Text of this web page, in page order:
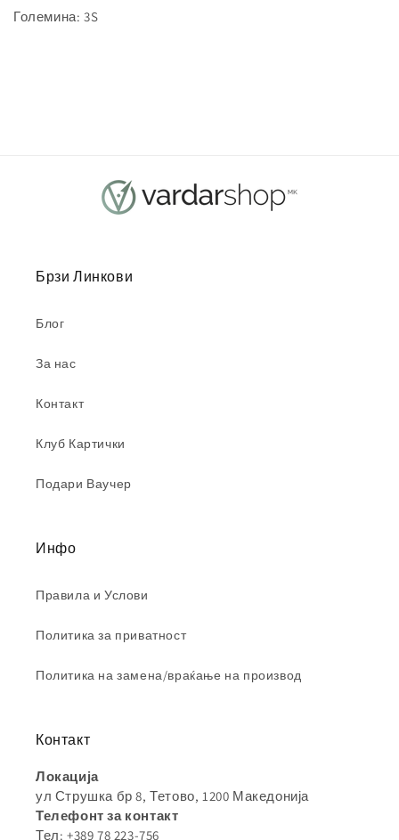
Големина: 3S
Брзи Линкови
Блог
За нас
Контакт
Клуб Картички
Подари Ваучер
Инфо
Правила и Услови
Политика за приватност
Политика на замена/враќање на производ
Контакт
Локација
ул Струшка бр 8, Тетово, 1200 Македонија
Телефонт за контакт
Тел: +389 78 223-756